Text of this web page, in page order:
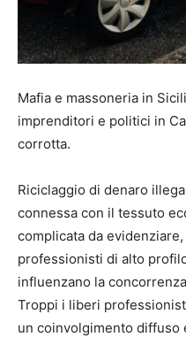
Mafia e massoneria in
imprenditori e politici in
corrotta.
Riciclaggio di denaro
connessa con il tessuto
complicata da
professionisti di alto
influenzano la
Troppi i liberi
un coinvolgimento